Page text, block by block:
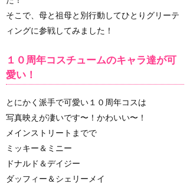
そこで、母と祖母と別行動してひとりグリーテ
ィングに参戦してみました！
１０周年コスチュームのキャラ達が可
愛い！
とにかく派手で可愛い１０周年コスは
写真映えが凄いです〜！かわいい〜！
メインストリートまでで
ミッキー＆ミニー
ドナルド＆デイジー
ダッフィー＆シェリーメイ